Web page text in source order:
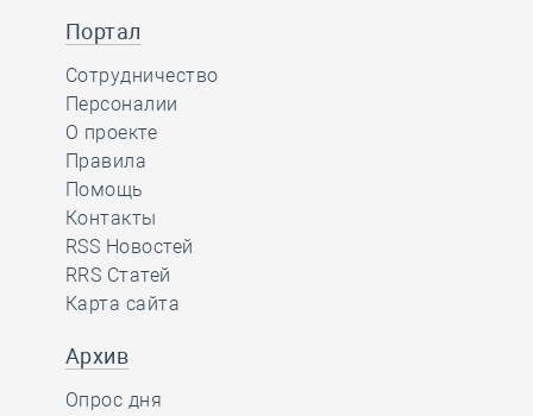
Портал
Сотрудничество
Персоналии
О проекте
Правила
Помощь
Контакты
RSS Новостей
RRS Статей
Карта сайта
Архив
Опрос дня